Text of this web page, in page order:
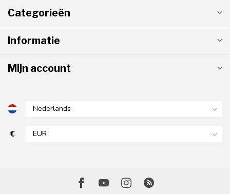
Categorieën
Informatie
Mijn account
€